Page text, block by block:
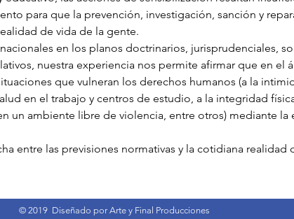
para que la prevención, investigación, sanción y
de vida de la gente.
en los planos doctrinarios, jurisprudenciales,
nuestra experiencia nos permite afirmar que en el
que vulneran los derechos humanos (a la
en el trabajo y centros de estudio, a la integridad
un ambiente libre de violencia, entre otros) mediante la
entre las previsiones normativas y la cotidiana realidad
© 2019 Diseñado por Arte y Final Producciones